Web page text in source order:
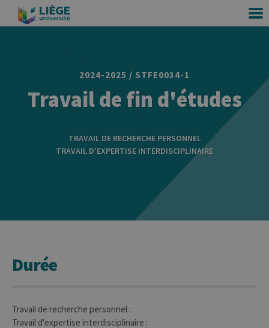
2024-2025 / STFE0034-1
Travail de fin d'études
TRAVAIL DE RECHERCHE PERSONNEL
TRAVAIL D'EXPERTISE INTERDISCIPLINAIRE
Durée
Travail de recherche personnel :
Travail d'expertise interdisciplinaire :